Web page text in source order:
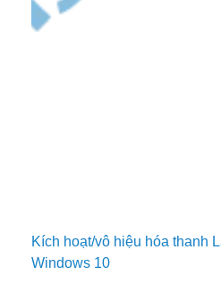
Kích hoạt/vô hiệu hóa thanh
Windows 10